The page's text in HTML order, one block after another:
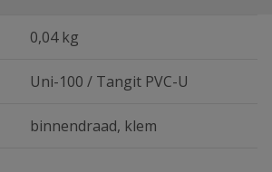
0,04 kg
Uni-100 / Tangit PVC-U
binnendraad, klem